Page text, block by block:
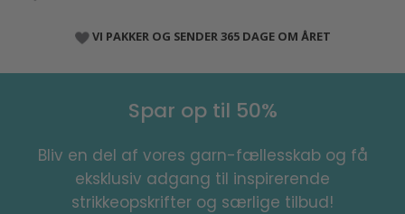
VI PAKKER OG SENDER 365 DAGE OM ÅRET
Spar op til 50%
Bliv en del af vores garn-fællesskab og få
eksklusiv adgang til inspirerende
strikkeopskrifter og særlige tilbud!